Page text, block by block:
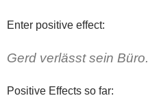
Enter positive effect:
Gerd verlässt sein Büro.
Positive Effects so far: